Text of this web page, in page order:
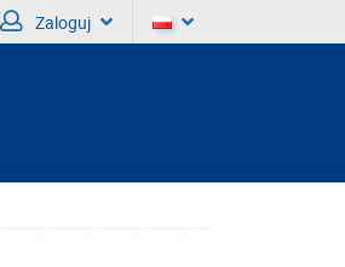
Zaloguj